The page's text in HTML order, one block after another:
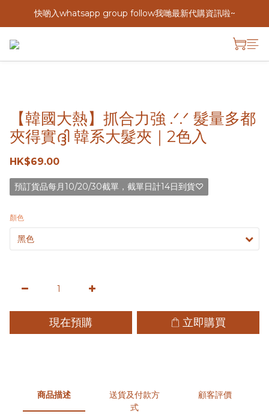
快啲入whatsapp group follow我哋最新代購資訊啦~
【韓國大熱】抓合力強 .ᐟ.ᐟ 髮量多都
夾得實ദ്ദി 韓系大髮夾｜2色入
HK$69.00
預訂貨品每月10/20/30截單，截單日計14日到貨♡
顏色
現在預購 立即購買
商品描述
送貨及付款方
式
顧客評價